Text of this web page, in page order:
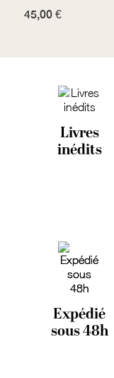
45,00 €
Livres
inédits
Expédié
sous 48h